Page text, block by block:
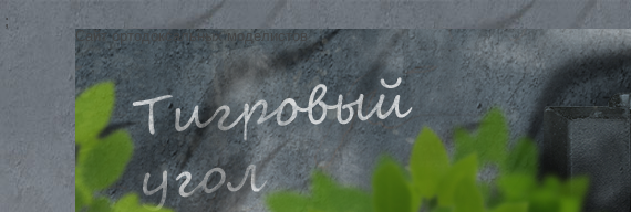
;
Сайт ортодоксальных моделистов